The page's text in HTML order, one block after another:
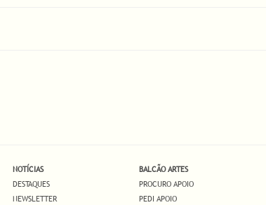
NOTÍCIAS
DESTAQUES
NEWSLETTER
BALCÃO ARTES
PROCURO APOIO
PEDI APOIO